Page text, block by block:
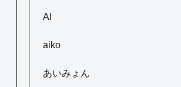
AI
aiko
あいみょん